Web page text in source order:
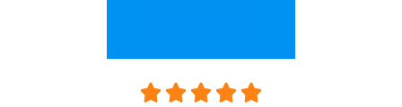
    